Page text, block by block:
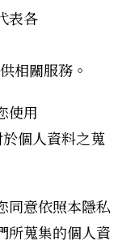
表各
相關服務。
使用
個人資料之蒐
同意依照本隱私
所蒐集的個人資